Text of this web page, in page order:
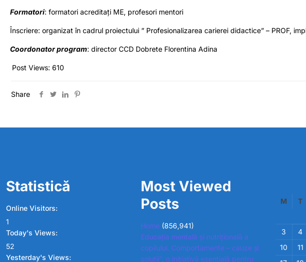
Formatori: formatori acreditați ME, profesori mentori
Înscriere: organizat în cadrul proiectului ” Profesionalizarea carierei didactice” – PROF,
Coordonator program: director CCD Dobrete Florentina Adina
Post Views: 610
Share
Statistică
Online Visitors:
1
Today's Views:
52
Yesterday's Views:
Most Viewed
Posts
Home (856,941)
Educația mentală și nutrițională a
copilului. Comportamente – cauze și
soluții”, o inițiativă esențială pentru
M
T
3
4
10
11